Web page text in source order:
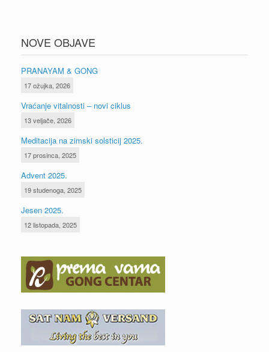
NOVE OBJAVE
PRANAYAM & GONG
17 ožujka, 2026
Vraćanje vitalnosti – novi ciklus
13 veljače, 2026
Meditacija na zimski solsticij 2025.
17 prosinca, 2025
Advent 2025.
19 studenoga, 2025
Jesen 2025.
12 listopada, 2025